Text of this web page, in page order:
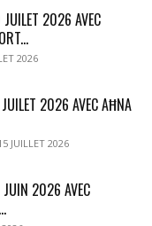
2026 AVEC
2026
2026 AVEC AĦNA
JUILLET 2026
2026 AVEC